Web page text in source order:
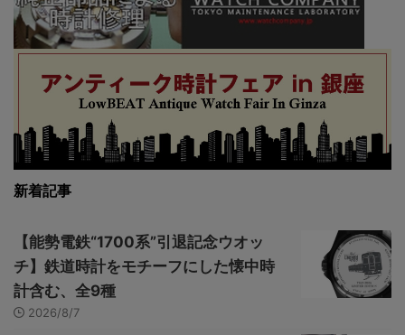
新着記事
【能勢電鉄“1700系”引退記念ウオッ
チ】鉄道時計をモチーフにした懐中時
計含む、全9種
2026/8/7